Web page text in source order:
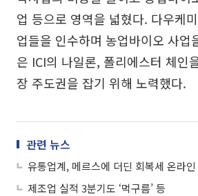
업 등으로 영역을 넓혔다. 다우케
업들을 인수하며 농업바이오 사업
은 ICI의 나일론, 폴리에스터 체인
장 주도권을 잡기 위해 노력했다.
관련 뉴스
유통업계, 메르스에 더딘 회복세 온라
제조업 실적 3분기도 ‘먹구름’ 등